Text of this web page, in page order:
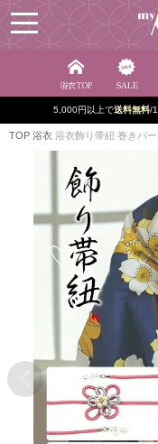
浴衣TOP SALE
5,000円以上で送料無料/
TOP 浴衣 浴衣飾り帯紐 巻きパ